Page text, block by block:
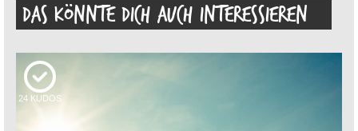
DAS KÖNNTE DICH AUCH INTERESSIEREN
24 KUDOS